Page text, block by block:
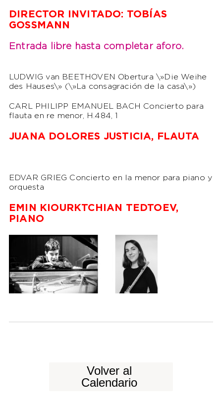
DIRECTOR INVITADO: TOBÍAS
GOSSMANN
Entrada libre hasta completar aforo.
LUDWIG van BEETHOVEN Obertura \»Die Weihe
des Hauses\» (\»La consagración de la casa\»)
CARL PHILIPP EMANUEL BACH Concierto para
flauta en re menor, H.484, 1
JUANA DOLORES JUSTICIA, FLAUTA
EDVAR GRIEG Concierto en la menor para piano y
orquesta
EMIN KIOURKTCHIAN TEDTOEV,
PIANO
Volver al
Calendario